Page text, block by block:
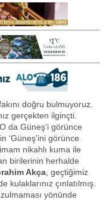
doğru bulmuyoruz.
gerçekten ilginçti.
da Güneş’i görünce
‘Güneş’ini görünce
nikahlı kuma ile
birilerinin herhalde
Akça , geçtiğimiz
çınlatılmış.
yönünde